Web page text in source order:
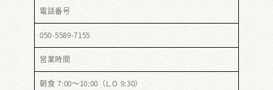
電話番号
050-5589-7155
営業時間
朝食 7:00～10:00（L.O 9:30）